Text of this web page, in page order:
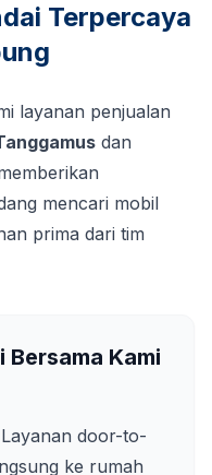
Terpercaya
layanan penjualan
dan
mencari mobil
prima dari tim
Bersama Kami
Layanan door-to-
ke rumah